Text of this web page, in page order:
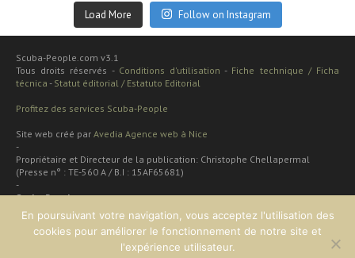
Load More Follow on Instagram
Scuba-People.com v3.1
Tous droits réservés - Conditions d'utilisation - Fiche technique / Ficha
técnica - Statut éditorial / Estatuto Editorial
Profitez des services Scuba-People
Site web créé par Avedia Agence web à Nice
-
Propriétaire et Directeur de la publication: Christophe Chellapermal
(Presse n° : TE-560 A / B.I : 15AF65681)
-
Scuba People
Rua cardal de são josé 48 apt
2 dt
Lisboa, PORTUGAL
En poursuivant votre navigation, vous acceptez l'utilisation des
cookies pour améliorer le fonctionnement de notre site et
l'expérience utilisateur.